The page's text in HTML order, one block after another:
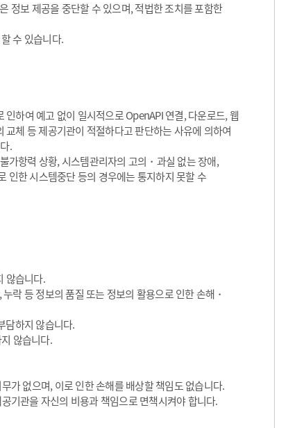
정보 제공을 중단할 수 있으며, 적법한 조치를 포함한
수 있습니다.
하여 예고 없이 일시적으로 OpenAPI 연결, 다운로드, 웹
체 등 제공기관이 적절하다고 판단하는 사유에 의하여
.
가항력 상황, 시스템관리자의 고의・과실 없는 장애,
인한 시스템중단 등의 경우에는 통지하지 못할 수
않습니다.
락 등 정보의 품질 또는 정보의 활용으로 인한 손해・
담하지 않습니다.
않습니다.
가 없으며, 이로 인한 손해를 배상할 책임도 없습니다.
기관을 자신의 비용과 책임으로 면책시켜야 합니다.